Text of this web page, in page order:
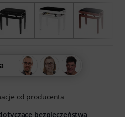
od producenta
bezpieczeństwa